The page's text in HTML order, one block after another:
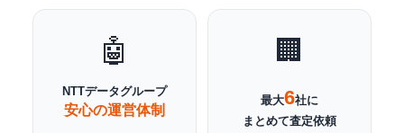
🤖
NTTデータグループ
安心の運営体制
🏢
最大6社に
まとめて査定依頼